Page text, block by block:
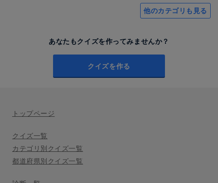
他のカテゴリも見る
あなたもクイズを作ってみませんか？
クイズを作る
トップページ
クイズ一覧
カテゴリ別クイズ一覧
都道府県別クイズ一覧